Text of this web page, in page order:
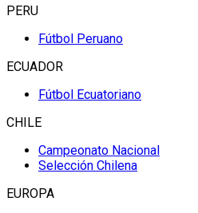
PERU
Fútbol Peruano
ECUADOR
Fútbol Ecuatoriano
CHILE
Campeonato Nacional
Selección Chilena
EUROPA